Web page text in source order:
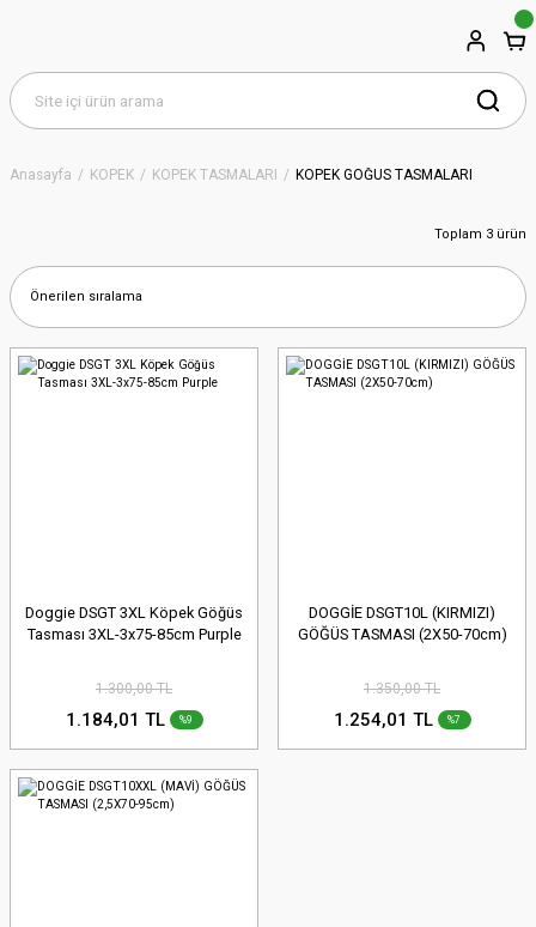
Anasayfa KÖPEK KÖPEK TASMALARI KÖPEK GÖĞÜS TASMALARI
Toplam 3 ürün
Doggie DSGT 3XL Köpek Göğüs
Tasması 3XL-3x75-85cm Purple
1.300,00 TL
1.184,01 TL %9
DOGGİE DSGT10L (KIRMIZI)
GÖĞÜS TASMASI (2X50-70cm)
1.350,00 TL
1.254,01 TL %7